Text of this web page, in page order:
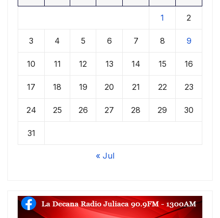
1 2
3 4 5 6 7 8 9
10 11 12 13 14 15 16
17 18 19 20 21 22 23
24 25 26 27 28 29 30
31
« Jul